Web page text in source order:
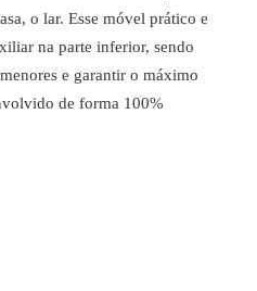
o lar. Esse móvel prático e
na parte inferior, sendo
e garantir o máximo
de forma 100%